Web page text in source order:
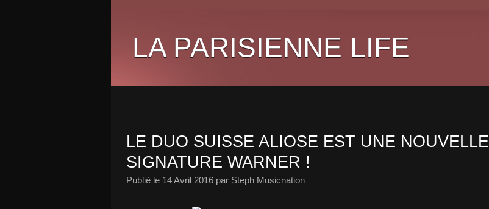
LA PARISIENNE LIFE
LE DUO SUISSE ALIOSE EST UNE NOUVELLE
SIGNATURE WARNER !
Publié le 14 Avril 2016 par Steph Musicnation